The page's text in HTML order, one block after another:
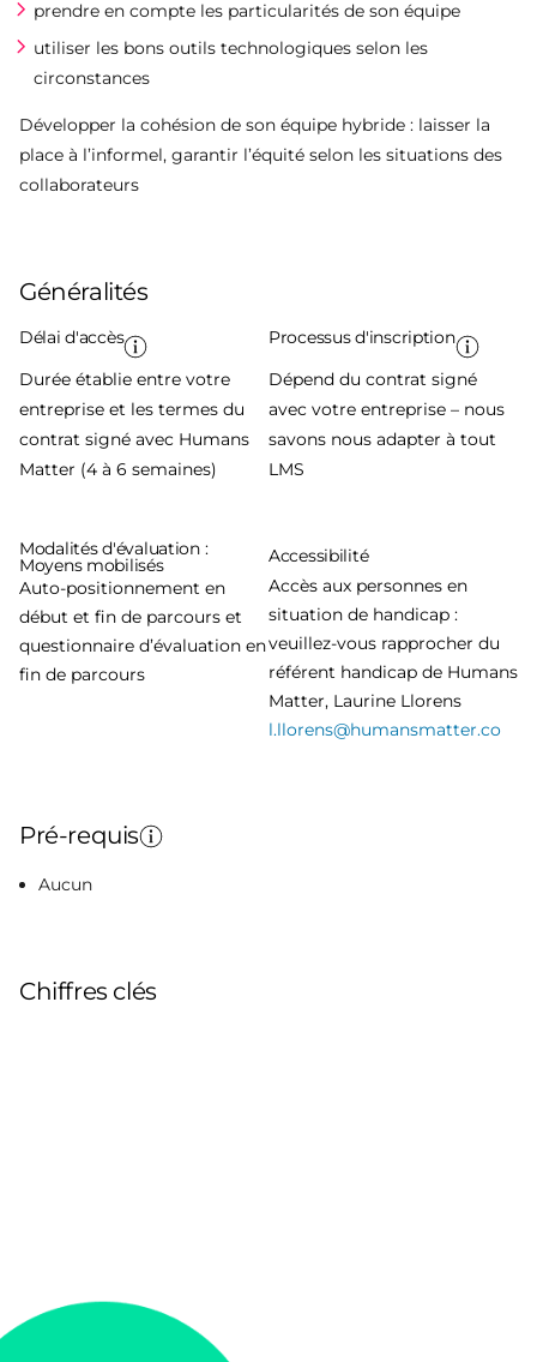
prendre en compte les particularités de son équipe
utiliser les bons outils technologiques selon les
circonstances
Développer la cohésion de son équipe hybride : laisser la
place à l’informel, garantir l’équité selon les situations des
collaborateurs
Généralités
Délai d'accès
Durée établie entre votre
entreprise et les termes du
contrat signé avec Humans
Matter (4 à 6 semaines)
Processus d'inscription
Dépend du contrat signé
avec votre entreprise – nous
savons nous adapter à tout
LMS
Modalités d'évaluation :
Moyens mobilisés
Auto-positionnement en
début et fin de parcours et
questionnaire d’évaluation en
fin de parcours
Accessibilité
Accès aux personnes en
situation de handicap :
veuillez-vous rapprocher du
référent handicap de Humans
Matter, Laurine Llorens
l.llorens@humansmatter.co
Pré-requis
Aucun
Chiffres clés